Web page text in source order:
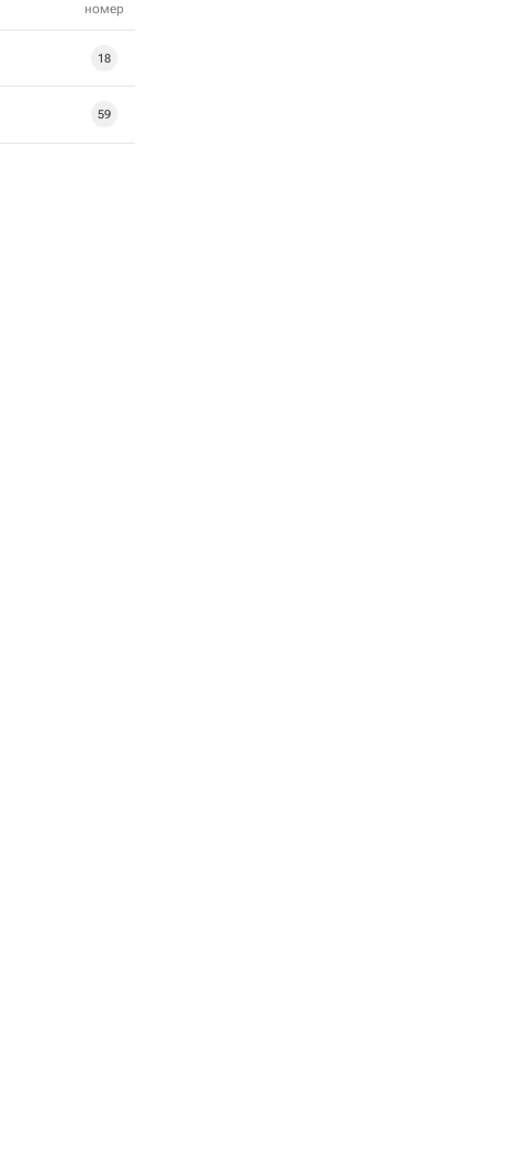
номер
18
59